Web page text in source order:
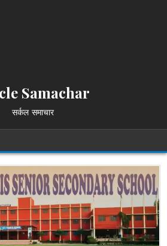
Samachar
सर्कल समाचार